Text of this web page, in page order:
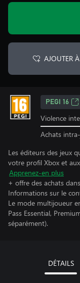
AJOUTER
PEGI 16
Violence
Achats
Les éditeurs des jeux
votre profil Xbox et
Apprenez-en plus
+ offre des achats
Informations sur le
Le mode multijoueur
Pass Essential,
séparément).
DÉTAILS